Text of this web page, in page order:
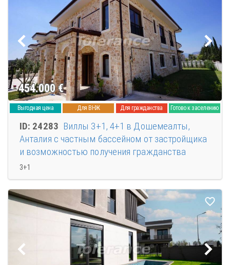
454.000€
Выгодная цена Для ВНЖ Для гражданства Готово к заселению
ID: 24283 Виллы 3+1, 4+1 в Дошемеалты,
Анталия с частным бассейном от застройщика
и возможностью получения гражданства
3+1